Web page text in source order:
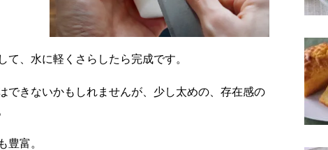
、水に軽くさらしたら完成です。
できないかもしれませんが、少し太めの、存在感の
豊富。